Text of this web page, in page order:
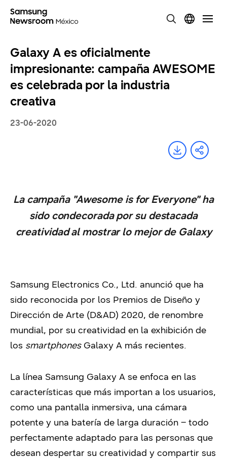
Galaxy A es oficialmente
impresionante: campaña AWESOME
es celebrada por la industria
creativa
23-06-2020
La campaña "Awesome is for Everyone" ha
sido condecorada por su destacada
creatividad al mostrar lo mejor de Galaxy
Samsung Electronics Co., Ltd. anunció que ha
sido reconocida por los Premios de Diseño y
Dirección de Arte (D&AD) 2020, de renombre
mundial, por su creatividad en la exhibición de
los smartphonesGalaxy A más recientes.
La línea Samsung Galaxy A se enfoca en las
características que más importan a los usuarios,
como una pantalla inmersiva, una cámara
potente y una batería de larga duración – todo
perfectamente adaptado para las personas que
desean despertar su creatividad y compartir sus